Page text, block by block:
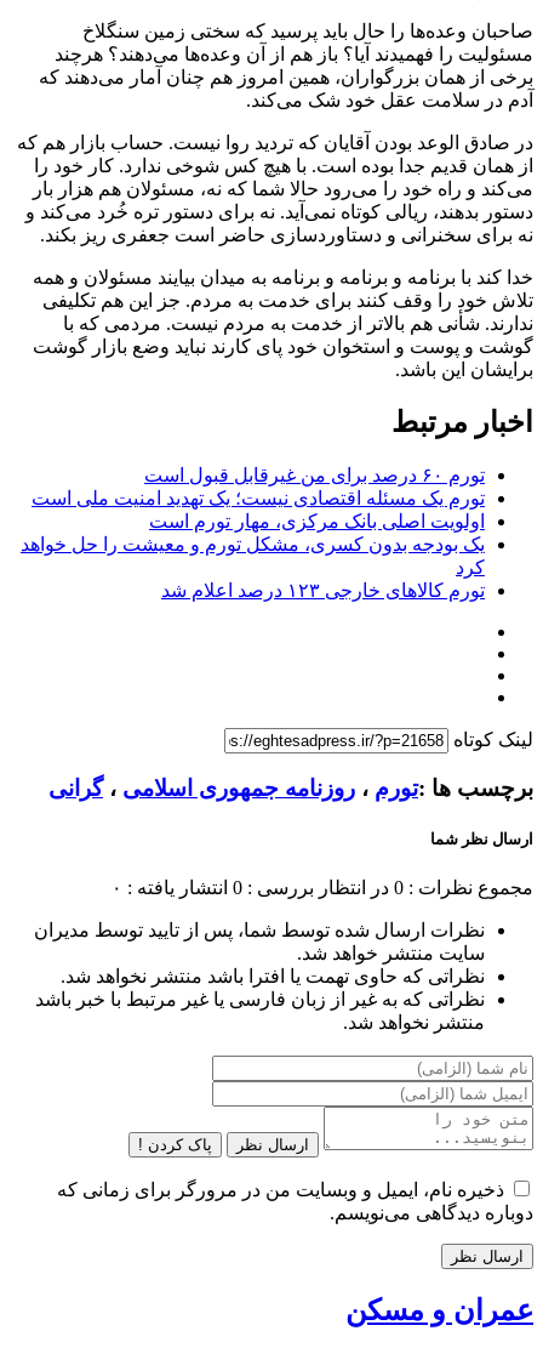
صاحبان وعده‌ها را حال باید پرسید که سختی زمین سنگلاخ
مسئولیت را فهمیدند آیا؟ باز هم از آن وعده‌ها می‌دهند؟ هرچند
برخی از همان بزرگواران، همین امروز هم چنان آمار می‌دهند که
آدم در سلامت عقل خود شک می‌کند.
در صادق الوعد بودن آقایان که تردید روا نیست. حساب بازار هم که
از همان قدیم جدا بوده است. با هیچ کس شوخی ندارد. کار خود را
می‌کند و راه خود را می‌رود حالا شما که نه، مسئولان هم هزار بار
دستور بدهند، ریالی کوتاه نمی‌آید. نه برای دستور تره خُرد می‌کند و
نه برای سخنرانی و دستاوردسازی حاضر است جعفری ریز بکند.
خدا کند با برنامه و برنامه و برنامه به میدان بیایند مسئولان و همه
تلاش خود را وقف کنند برای خدمت به مردم. جز این هم تکلیفی
ندارند. شأنی هم بالاتر از خدمت به مردم نیست. مردمی که با
گوشت و پوست و استخوان خود پای کارند نباید وضع بازار گوشت
برایشان این باشد.
اخبار مرتبط
تورم ۶۰ درصد برای من غیرقابل قبول است
تورم یک مسئله اقتصادی نیست؛ یک تهدید امنیت ملی است
اولویت اصلی بانک مرکزی، مهار تورم است
یک بودجه بدون کسری، مشکل تورم و معیشت را حل خواهد
کرد
تورم کالاهای خارجی ۱۲۳ درصد اعلام شد
لینک کوتاه
برچسب ها :تورم ، روزنامه جمهوری اسلامی ،گرانی
ارسال نظر شما
مجموع نظرات : 0 در انتظار بررسی : 0 انتشار یافته : ۰
نظرات ارسال شده توسط شما، پس از تایید توسط مدیران
سایت منتشر خواهد شد.
نظراتی که حاوی تهمت یا افترا باشد منتشر نخواهد شد.
نظراتی که به غیر از زبان فارسی یا غیر مرتبط با خبر باشد
منتشر نخواهد شد.
ارسال نظر پاک کردن !
ذخیره نام، ایمیل و وبسایت من در مرورگر برای زمانی که
دوباره دیدگاهی می‌نویسم.
عمران و مسکن